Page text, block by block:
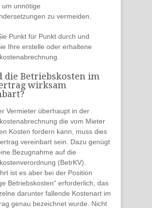
um unnötige
zu vermeiden
Punkt für Punkt durch und
Ihre erstelle oder erhaltene
die Betriebskosten im
wirksam
Vermieter überhaupt in der
die vom Mieter
Kosten fordern kann, muss dies
vereinbart sein. Dazu genügt
Bezugnahme auf die
(BetrKV).
ist es aber bei der Position
Betriebskosten“ erforderlich, das
darunter fallende Kostenart im
genau bezeichnet wurde. Nicht